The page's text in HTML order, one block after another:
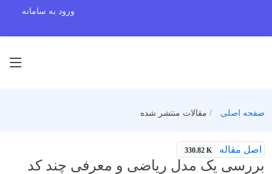
ورود به سامانه
صفحه اصلی مقالات منتشر شده
اصل مقاله 330.82 K
بررسی یک مدل ریاضی و معرفی چند کد